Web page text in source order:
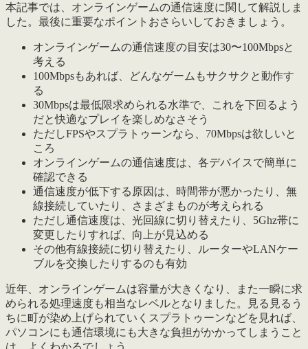
本記事では、オンラインゲームの通信速度に関して解説しま
した。 最後に重要なポイントおさらいしておきましょう 。
オンラインゲームの通信速度の目安は30〜100Mbpsと
考える
100Mbpsもあれば、どんなゲームもサクサクと動作す
る
30Mbpsは最低限求められる水準で、これを下回るよう
だと快適なプレイを楽しめなさそう
ただしFPSやスプラトゥーンなら、70Mbpsは欲しいと
ころ
オンラインゲームの通信速度は、各デバイスで簡単に
確認できる
通信速度が低下する原因は、時間帯が悪かったり、無
線接続していたり、さまざまものが考えられる
ただし通信速度は、光回線に切り替えたり、5Ghz帯に
変更したりすれば、向上が見込める
その他有線接続に切り替えたり、ルーターやLANケー
ブルを交換したりするのも有効
近年、オンラインゲームは容量が大きくなり、また一瞬に求
められる処理速度も相当なレベルとなりました。見る見るう
ちに町が染め上げられていくスプラトゥーンなどを見れば、
パソコンにも通信環境にも大きな負担がかかってしまうこと
は、よくわかるでしょう。